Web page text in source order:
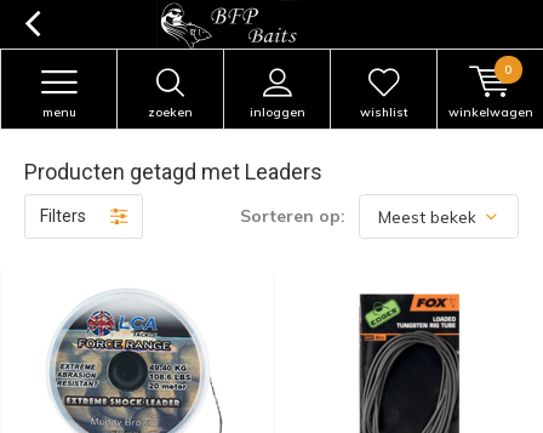
zoeken inloggen
menu wishlist winkelwagen
0
Producten getagd met Leaders
Filters Sorteren op: